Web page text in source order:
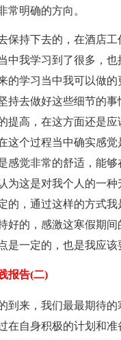
常明确的方向。
保持下去的，在酒店
中我学习到了很多，
的学习当中我可以做
持去做好这些细节的
提高，在这方面还是
这个过程当中确实感
感觉非常的舒适，能
为这是对我个人的一
的，通过这样的方式
好的，感激这寒假期
是一定的，也是我应
报告(二)
到来，我们最最期待
在自身积极的计划和